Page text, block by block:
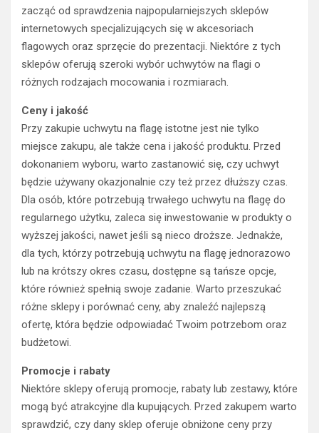
zacząć od sprawdzenia najpopularniejszych sklepów
internetowych specjalizujących się w akcesoriach
flagowych oraz sprzęcie do prezentacji. Niektóre z tych
sklepów oferują szeroki wybór uchwytów na flagi o
różnych rodzajach mocowania i rozmiarach.
Ceny i jakość
Przy zakupie uchwytu na flagę istotne jest nie tylko
miejsce zakupu, ale także cena i jakość produktu. Przed
dokonaniem wyboru, warto zastanowić się, czy uchwyt
będzie używany okazjonalnie czy też przez dłuższy czas.
Dla osób, które potrzebują trwałego uchwytu na flagę do
regularnego użytku, zaleca się inwestowanie w produkty o
wyższej jakości, nawet jeśli są nieco droższe. Jednakże,
dla tych, którzy potrzebują uchwytu na flagę jednorazowo
lub na krótszy okres czasu, dostępne są tańsze opcje,
które również spełnią swoje zadanie. Warto przeszukać
różne sklepy i porównać ceny, aby znaleźć najlepszą
ofertę, która będzie odpowiadać Twoim potrzebom oraz
budżetowi.
Promocje i rabaty
Niektóre sklepy oferują promocje, rabaty lub zestawy, które
mogą być atrakcyjne dla kupujących. Przed zakupem warto
sprawdzić, czy dany sklep oferuje obniżone ceny przy